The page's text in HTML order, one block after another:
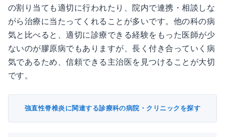
の割り当ても適切に行われたり、院内で連携・相談しな
がら治療に当たってくれることが多いです。他の科の病
気と比べると、適切に診療できる経験をもった医師が少
ないのが膠原病でもありますが、長く付き合っていく病
気であるため、信頼できる主治医を見つけることが大切
です。
強直性脊椎炎に関連する診療科の病院・クリニックを探す